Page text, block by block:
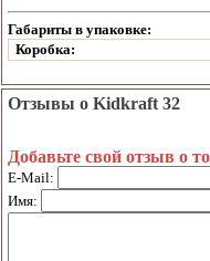
Габариты в упаковке:
Коробка:
Отзывы о Kidkraft 32
Добавьте свой отзыв о
E-Mail:
Имя: